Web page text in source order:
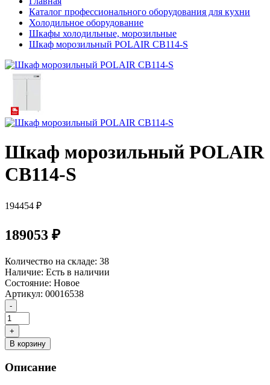
Каталог профессионального оборудования для кухни
Холодильное оборудование
Шкафы холодильные, морозильные
Шкаф морозильный POLAIR CB114-S
Шкаф морозильный POLAIR
CB114-S
194454 ₽
189053 ₽
Количество на складе: 38
Наличие: Есть в наличии
Состояние: Новое
Артикул: 00016538
В корзину
Описание